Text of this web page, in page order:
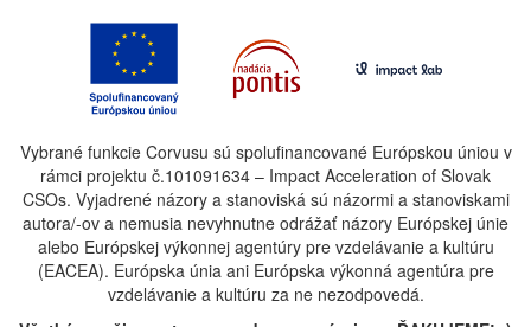
Vybrané funkcie Corvusu sú spolufinancované Európskou úniou v
rámci projektu č.101091634 – Impact Acceleration of Slovak
CSOs. Vyjadrené názory a stanoviská sú názormi a stanoviskami
autora/-ov a nemusia nevyhnutne odrážať názory Európskej únie
alebo Európskej výkonnej agentúry pre vzdelávanie a kultúru
(EACEA). Európska únia ani Európska výkonná agentúra pre
vzdelávanie a kultúru za ne nezodpovedá.